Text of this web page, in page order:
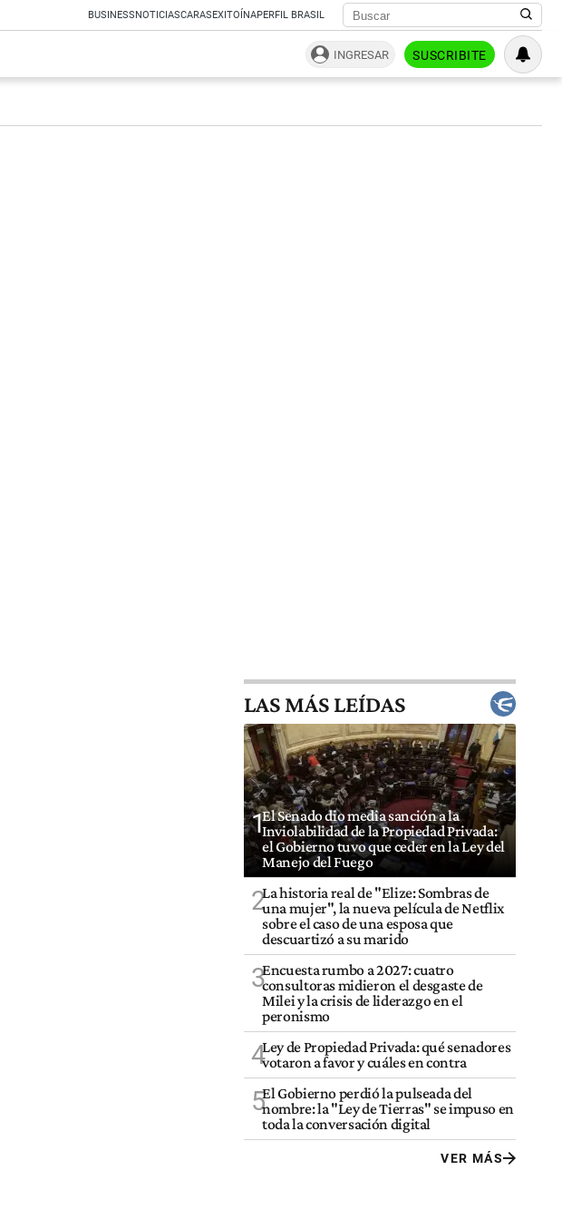
BUSINESSNOTICIASCARASEXITOÍNAPERFIL BRASIL
INGRESAR SUSCRIBITE
LAS MÁS LEÍDAS
1El Senado dio media sanción a la
Inviolabilidad de la Propiedad Privada:
el Gobierno tuvo que ceder en la Ley del
Manejo del Fuego
2La historia real de "Elize: Sombras de
una mujer", la nueva película de Netflix
sobre el caso de una esposa que
descuartizó a su marido
3Encuesta rumbo a 2027: cuatro
consultoras midieron el desgaste de
Milei y la crisis de liderazgo en el
peronismo
4Ley de Propiedad Privada: qué senadores
votaron a favor y cuáles en contra
5El Gobierno perdió la pulseada del
nombre: la "Ley de Tierras" se impuso en
toda la conversación digital
VER MÁS